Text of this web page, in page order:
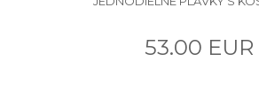
53.00 EUR